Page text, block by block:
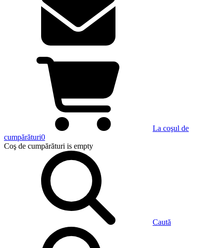
La coşul de
cumpărături0
Coş de cumpărături is empty
Caută